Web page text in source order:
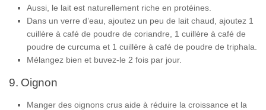
Aussi, le lait est naturellement riche en protéines.
Dans un verre d’eau, ajoutez un peu de lait chaud, ajoutez 1
cuillère à café de poudre de coriandre, 1 cuillère à café de
poudre de curcuma et 1 cuillère à café de poudre de triphala.
Mélangez bien et buvez-le 2 fois par jour.
9. Oignon
Manger des oignons crus aide à réduire la croissance et la